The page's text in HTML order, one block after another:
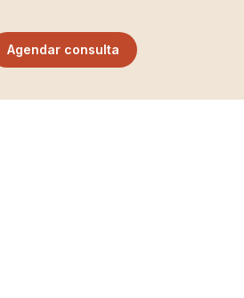
Agendar consulta